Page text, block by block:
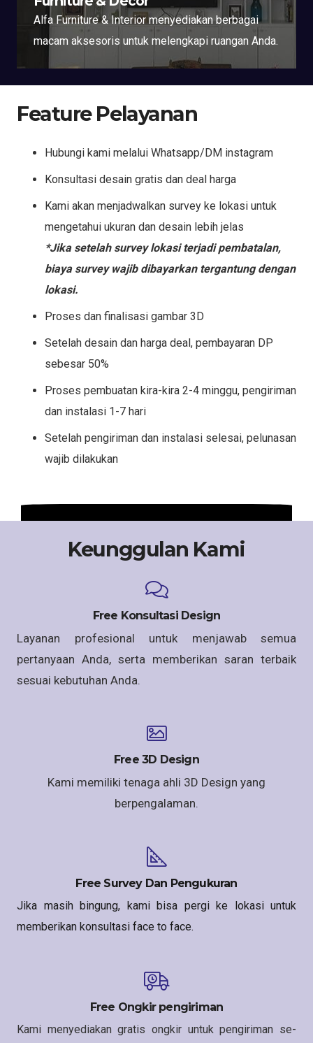
Alfa Furniture & Interior menyediakan berbagai
macam aksesoris untuk melengkapi ruangan Anda.
Feature Pelayanan
Hubungi kami melalui Whatsapp/DM instagram
Konsultasi desain gratis dan deal harga
Kami akan menjadwalkan survey ke lokasi untuk
mengetahui ukuran dan desain lebih jelas
*Jika setelah survey lokasi terjadi pembatalan,
biaya survey wajib dibayarkan tergantung dengan
lokasi.
Proses dan finalisasi gambar 3D
Setelah desain dan harga deal, pembayaran DP
sebesar 50%
Proses pembuatan kira-kira 2-4 minggu, pengiriman
dan instalasi 1-7 hari
Setelah pengiriman dan instalasi selesai, pelunasan
wajib dilakukan
Keunggulan Kami
Free Konsultasi Design
Layanan profesional untuk menjawab semua
pertanyaan Anda, serta memberikan saran terbaik
sesuai kebutuhan Anda.
Free 3D Design
Kami memiliki tenaga ahli 3D Design yang
berpengalaman.
Free Survey Dan Pengukuran
Jika masih bingung, kami bisa pergi ke lokasi untuk
memberikan konsultasi face to face.
Free Ongkir pengiriman
Kami menyediakan gratis ongkir untuk pengiriman se-